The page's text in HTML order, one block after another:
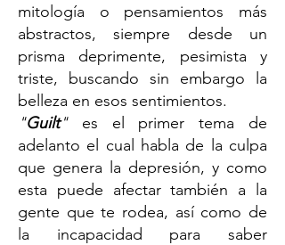
mitología o pensamientos más
abstractos, siempre desde un
prisma deprimente, pesimista y
triste, buscando sin embargo la
belleza en esos sentimientos.
"Guilt"es el primer tema de
adelanto el cual habla de la culpa
que genera la depresión, y como
esta puede afectar también a la
gente que te rodea, así como de
la incapacidad para saber